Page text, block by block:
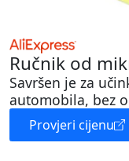
Ručnik od
Savršen je za
automobila, bez
Provjeri cijenu